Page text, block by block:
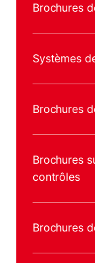
Brochures
Systèmes
Brochures
Brochures
contrôles
Brochures